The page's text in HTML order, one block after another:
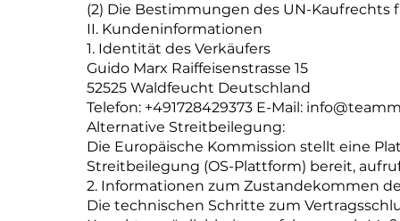
(2) Die Bestimmungen des UN-
II. Kundeninformationen
1. Identität des Verkäufers
Guido Marx Raiffeisenstrasse 15
52525 Waldfeucht Deutschland
Telefon: +491728429373 E-Mail:
Alternative Streitbeilegung:
Die Europäische Kommission stellt eine
Streitbeilegung (OS-Plattform) bereit,
2. Informationen zum Zustandekommen
Die technischen Schritte zum